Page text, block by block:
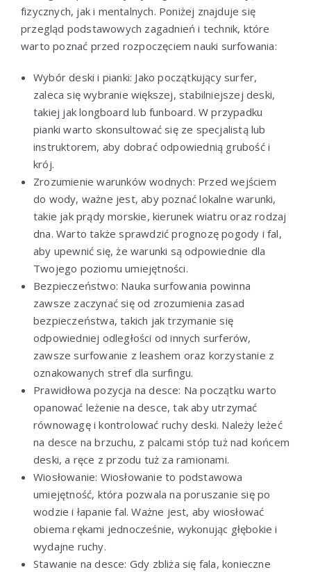
fizycznych, jak i mentalnych. Poniżej znajduje się
przegląd podstawowych zagadnień i technik, które
warto poznać przed rozpoczęciem nauki surfowania:
Wybór deski i pianki: Jako początkujący surfer,
zaleca się wybranie większej, stabilniejszej deski,
takiej jak longboard lub funboard. W przypadku
pianki warto skonsultować się ze specjalistą lub
instruktorem, aby dobrać odpowiednią grubość i
krój.
Zrozumienie warunków wodnych: Przed wejściem
do wody, ważne jest, aby poznać lokalne warunki,
takie jak prądy morskie, kierunek wiatru oraz rodzaj
dna. Warto także sprawdzić prognozę pogody i fal,
aby upewnić się, że warunki są odpowiednie dla
Twojego poziomu umiejętności.
Bezpieczeństwo: Nauka surfowania powinna
zawsze zaczynać się od zrozumienia zasad
bezpieczeństwa, takich jak trzymanie się
odpowiedniej odległości od innych surferów,
zawsze surfowanie z leashem oraz korzystanie z
oznakowanych stref dla surfingu.
Prawidłowa pozycja na desce: Na początku warto
opanować leżenie na desce, tak aby utrzymać
równowagę i kontrolować ruchy deski. Należy leżeć
na desce na brzuchu, z palcami stóp tuż nad końcem
deski, a ręce z przodu tuż za ramionami.
Wiosłowanie: Wiosłowanie to podstawowa
umiejętność, która pozwala na poruszanie się po
wodzie i łapanie fal. Ważne jest, aby wiosłować
obiema rękami jednocześnie, wykonując głębokie i
wydajne ruchy.
Stawanie na desce: Gdy zbliża się fala, konieczne